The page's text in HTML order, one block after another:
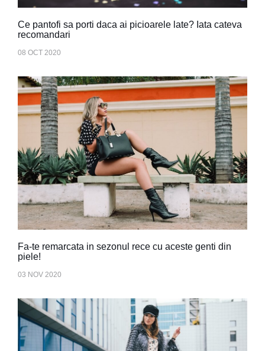
Ce pantofi sa porti daca ai picioarele late? Iata cateva
recomandari
08 OCT 2020
Fa-te remarcata in sezonul rece cu aceste genti din
piele!
03 NOV 2020